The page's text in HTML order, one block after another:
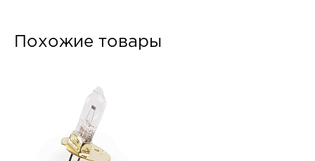
Похожие товары